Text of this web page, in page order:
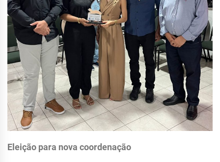
Eleição para nova coordenação